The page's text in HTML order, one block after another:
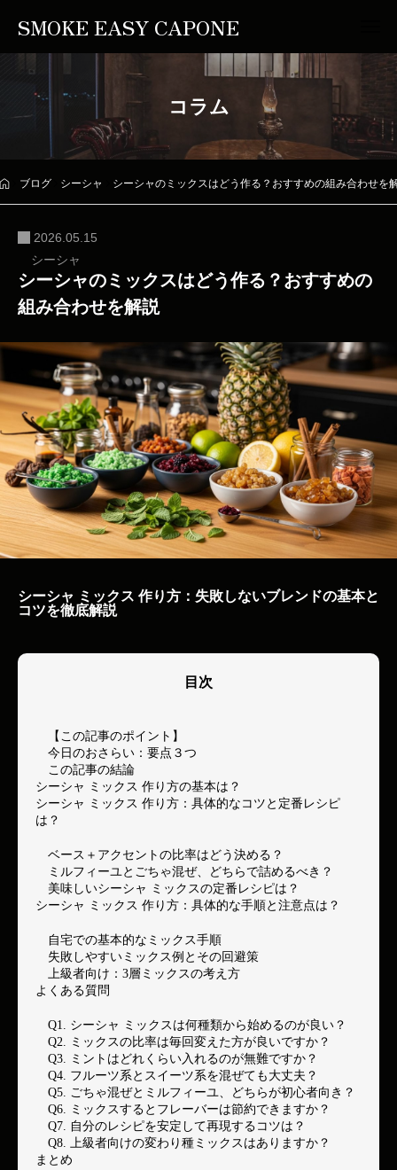
SMOKE EASY CAPONE
コラム
ブログ シーシャ シーシャのミックスはどう作る？おすすめの組み合わせを
2026.05.15
シーシャ
シーシャのミックスはどう作る？おすすめの
組み合わせを解説
シーシャ ミックス 作り方：失敗しないブレンドの基本と
コツを徹底解説
目次
【この記事のポイント】
今日のおさらい：要点３つ
この記事の結論
シーシャ ミックス 作り方の基本は？
シーシャ ミックス 作り方：具体的なコツと定番レシピ
は？
ベース＋アクセントの比率はどう決める？
ミルフィーユとごちゃ混ぜ、どちらで詰めるべき？
美味しいシーシャ ミックスの定番レシピは？
シーシャ ミックス 作り方：具体的な手順と注意点は？
自宅での基本的なミックス手順
失敗しやすいミックス例とその回避策
上級者向け：3層ミックスの考え方
よくある質問
Q1. シーシャ ミックスは何種類から始めるのが良い？
Q2. ミックスの比率は毎回変えた方が良いですか？
Q3. ミントはどれくらい入れるのが無難ですか？
Q4. フルーツ系とスイーツ系を混ぜても大丈夫？
Q5. ごちゃ混ぜとミルフィーユ、どちらが初心者向き？
Q6. ミックスするとフレーバーは節約できますか？
Q7. 自分のレシピを安定して再現するコツは？
Q8. 上級者向けの変わり種ミックスはありますか？
まとめ